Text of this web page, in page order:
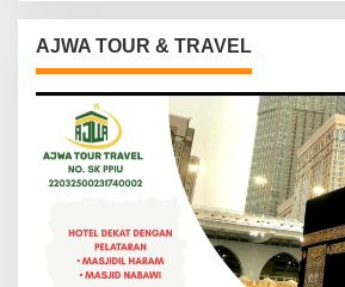
AJWA TOUR & TRAVEL